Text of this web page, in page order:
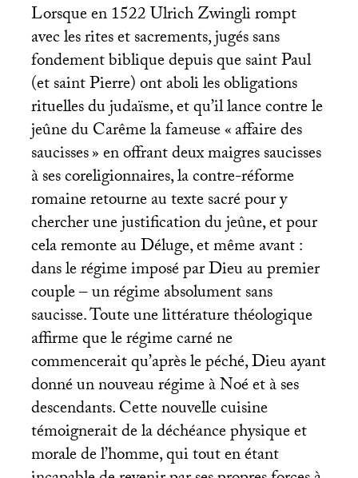
Lorsque en 1522 Ulrich Zwingli rompt
avec les rites et sacrements, jugés sans
fondement biblique depuis que saint Paul
(et saint Pierre) ont aboli les obligations
rituelles du judaïsme, et qu’il lance contre le
jeûne du Carême la fameuse «affaire des
saucisses» en offrant deux maigres saucisses
à ses coreligionnaires, la contre-réforme
romaine retourne au texte sacré pour y
chercher une justification du jeûne, et pour
cela remonte au Déluge, et même avant :
dans le régime imposé par Dieu au premier
couple – un régime absolument sans
saucisse. Toute une littérature théologique
affirme que le régime carné ne
commencerait qu’après le péché, Dieu ayant
donné un nouveau régime à Noé et à ses
descendants. Cette nouvelle cuisine
témoignerait de la déchéance physique et
morale de l’homme, qui tout en étant